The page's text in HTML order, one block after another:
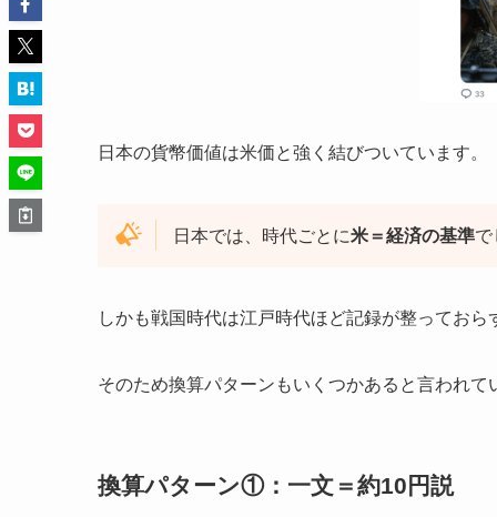
日本の貨幣価値は米価と強く結びついています。
日本では、時代ごとに米＝経済の基準で
しかも戦国時代は江戸時代ほど記録が整っておら
そのため換算パターンもいくつかあると言われて
換算パターン①：一文＝約10円説